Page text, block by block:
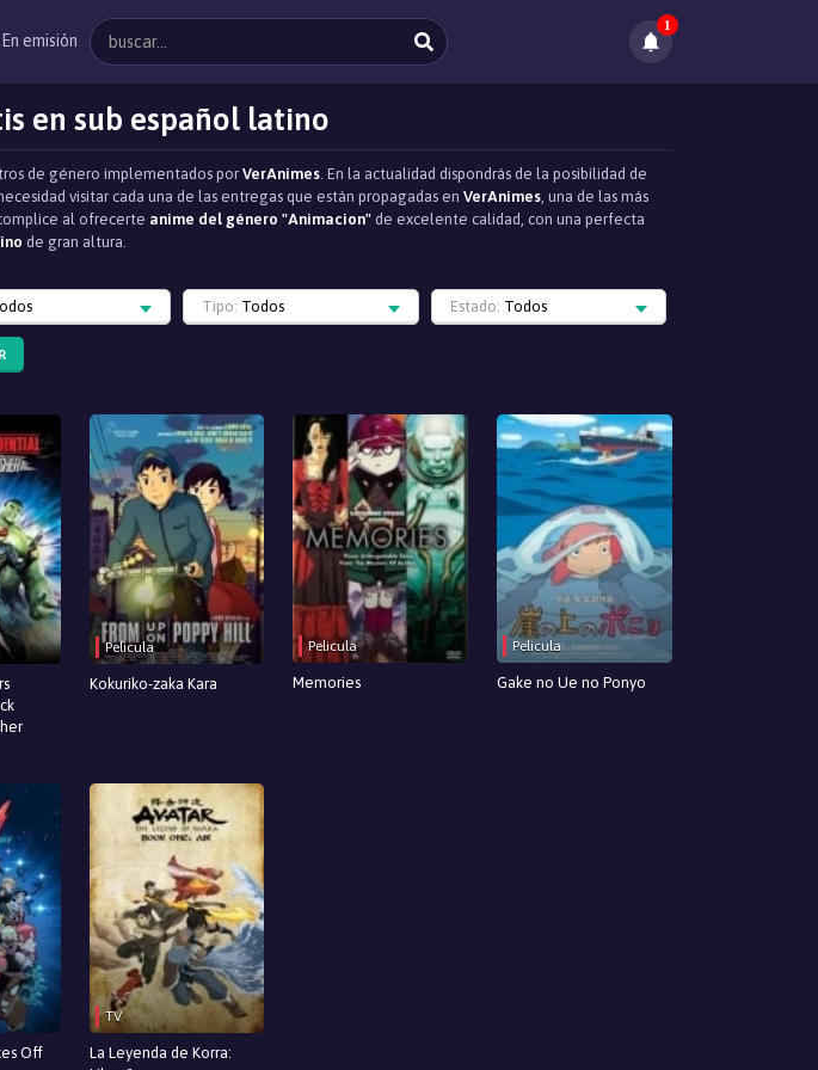
En emisión
1
en sub español latino
de género implementados por VerAnimes. En la actualidad dispondrás de la posibilidad de
visitar cada una de las entregas que están propagadas en VerAnimes, una de las más
al ofrecerte anime del género "Animacion" de excelente calidad, con una perfecta
de gran altura.
Tipo: Todos Estado: Todos
Pelicula
Kokuriko-zaka Kara
Pelicula
Memories
Pelicula
Gake no Ue no Ponyo
Off
TV
La Leyenda de Korra: